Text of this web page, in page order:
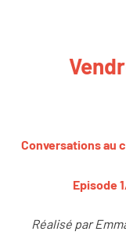
Conversations au
Episode
Réalisé par